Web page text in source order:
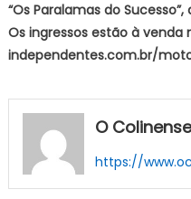
“Os Paralamas do
Os ingressos estão à venda
independentes.com.br/
O Colinense
https://